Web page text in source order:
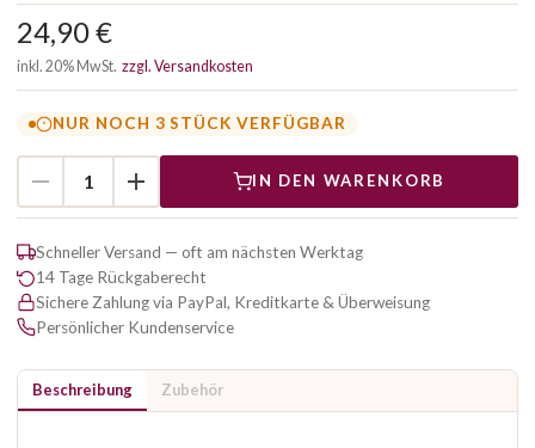
24,90 €
inkl. 20% MwSt. zzgl. Versandkosten
NUR NOCH 3 STÜCK VERFÜGBAR
IN DEN WARENKORB
Schneller Versand — oft am nächsten Werktag
14 Tage Rückgaberecht
Sichere Zahlung via PayPal, Kreditkarte & Überweisung
Persönlicher Kundenservice
Beschreibung Zubehör